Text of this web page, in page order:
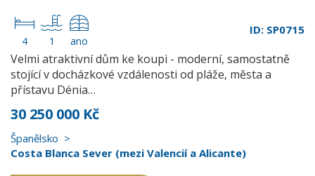
4 1 ano
ID: SP0715
Velmi atraktivní dům ke koupi - moderní, samostatně
stojící v docházkové vzdálenosti od pláže, města a
přístavu Dénia…
30 250 000 Kč
Španělsko
Costa Blanca Sever (mezi Valencií a Alicante)